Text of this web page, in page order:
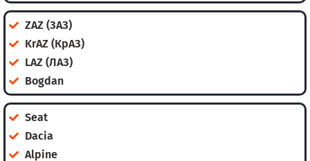
ZAZ (ЗАЗ)
KrAZ (КрАЗ)
LAZ (ЛАЗ)
Bogdan
Seat
Dacia
Alpine